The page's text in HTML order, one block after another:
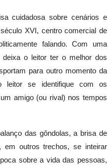
cuidadosa sobre cenários e
XVI, centro comercial de
falando. Com uma
deixa o leitor ter o melhor dos
para outro momento da
leitor se identifique com os
amigo (ou rival) nos tempos
das gôndolas, a brisa de
em outros trechos, se inteirar
sobre a vida das pessoas,